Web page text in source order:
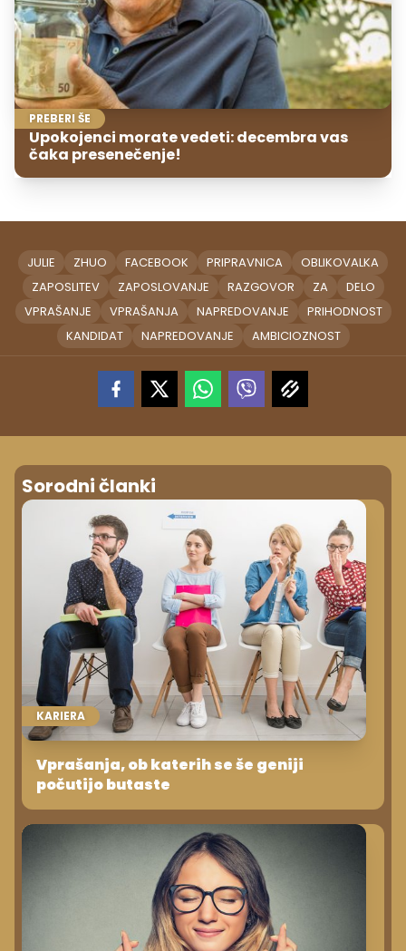
PREBERI ŠE
Upokojenci morate vedeti: decembra vas
čaka presenečenje!
JULIE ZHUO FACEBOOK PRIPRAVNICA
OBLIKOVALKA
ZAPOSLITEV
ZAPOSLOVANJE RAZGOVOR ZA
DELO
VPRAŠANJE
VPRAŠANJA NAPREDOVANJE
PRIHODNOST
KANDIDAT
NAPREDOVANJE AMBICIOZNOST
Sorodni članki
KARIERA
Vprašanja, ob katerih se še geniji
počutijo butaste